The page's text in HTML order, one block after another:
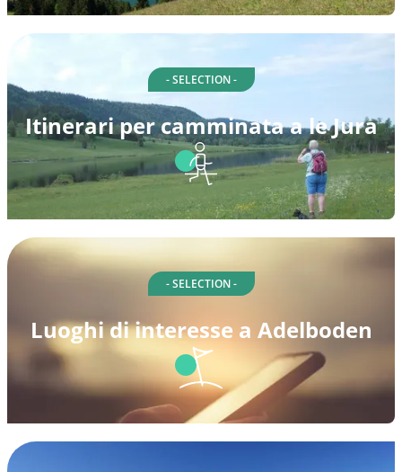
- SELECTION -
Itinerari per camminata a le Jura
- SELECTION -
Luoghi di interesse a Adelboden